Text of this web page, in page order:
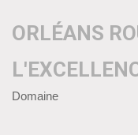
ORLÉANS
Domaine